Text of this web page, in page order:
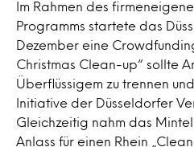
Im Rahmen des
Programms startete das
Dezember eine
Christmas Clean-up“ sollte
Überflüssigem zu trennen
Initiative der Düsseldorfer
Gleichzeitig nahm das
Anlass für einen Rhein